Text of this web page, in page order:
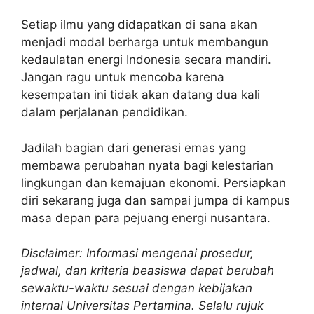
Setiap ilmu yang didapatkan di sana akan
menjadi modal berharga untuk membangun
kedaulatan energi Indonesia secara mandiri.
Jangan ragu untuk mencoba karena
kesempatan ini tidak akan datang dua kali
dalam perjalanan pendidikan.
Jadilah bagian dari generasi emas yang
membawa perubahan nyata bagi kelestarian
lingkungan dan kemajuan ekonomi. Persiapkan
diri sekarang juga dan sampai jumpa di kampus
masa depan para pejuang energi nusantara.
Disclaimer: Informasi mengenai prosedur,
jadwal, dan kriteria beasiswa dapat berubah
sewaktu-waktu sesuai dengan kebijakan
internal Universitas Pertamina. Selalu rujuk